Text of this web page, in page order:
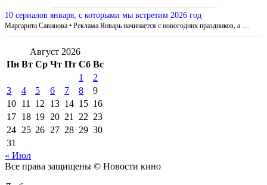
10 сериалов января, с которыми мы встретим 2026 год
Маргарита Савинова • Реклама Январь начинается c новогодних праздников, а …
Август 2026
Пн Вт Ср Чт Пт Сб Вс
1
2
3
4 5 6 7 8
9
10 11 12 13 14 15 16
17 18 19 20 21 22 23
24 25 26 27 28 29 30
31
« Июл
Все права защищены © Новости кино